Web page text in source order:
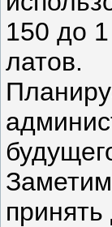
150 до
латов.